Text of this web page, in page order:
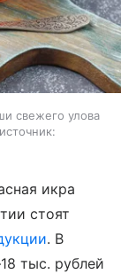
свежего улова
источник:
икра
стоят
. В
тыс. рублей